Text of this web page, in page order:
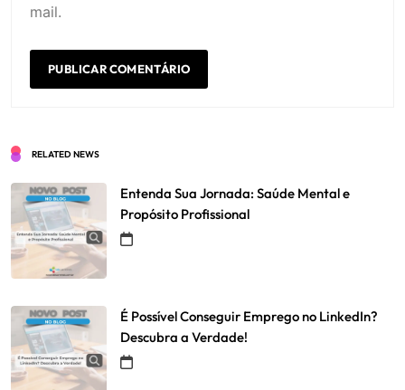
mail.
RELATED NEWS
Entenda Sua Jornada: Saúde Mental e
Propósito Profissional
É Possível Conseguir Emprego no LinkedIn?
Descubra a Verdade!